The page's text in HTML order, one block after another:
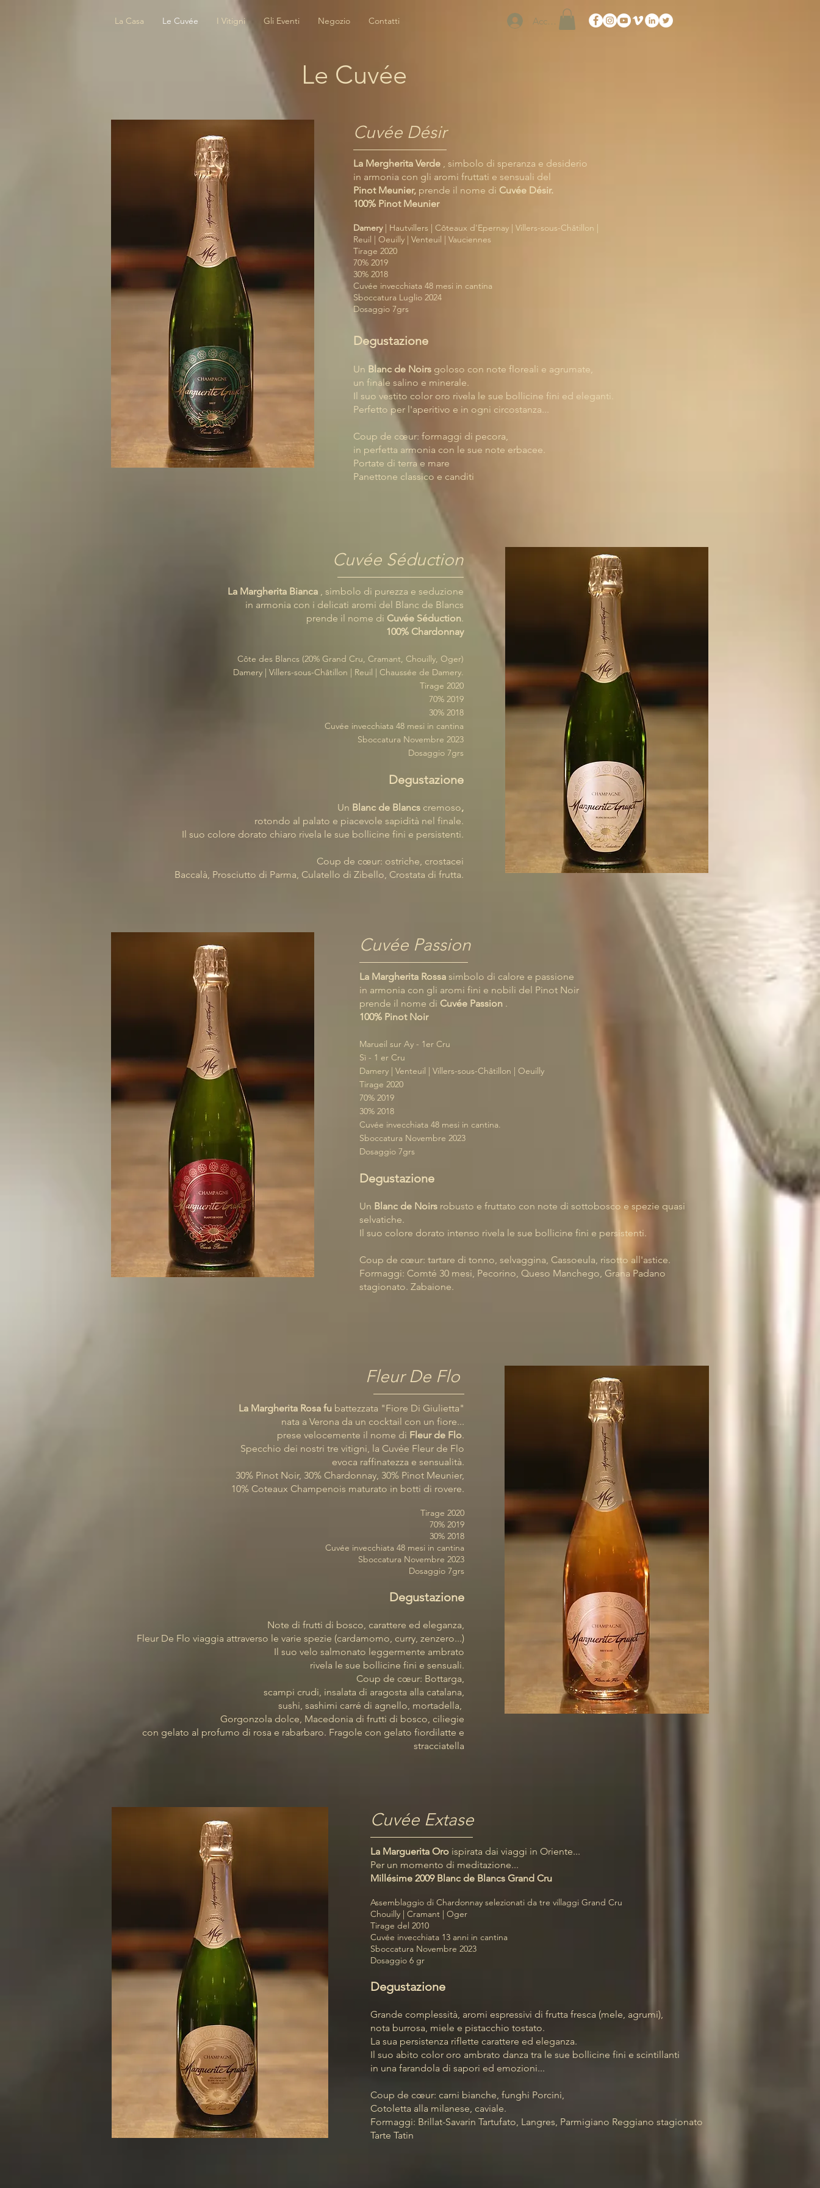
Accedi
La Casa Le Cuvée I Vitigni Gli Eventi Negozio Contatti
Le Cuvée
La Mergherita Verde , simbolo di speranza e desiderio
in armonia con gli aromi fruttati e sensuali del
Pinot Meunier, prende il nome di Cuvée Désir.
100% Pinot Meunier
Damery| Hautvillers | Côteaux d'Epernay | Villers-sous-Châtillon |
Reuil | Oeuilly | Venteuil | Vauciennes
Tirage 2020
70% 2019
30% 2018
Cuvée invecchiata 48 mesi in cantina
Sboccatura Luglio 2024
Dosaggio 7grs
Degustazione
Un Blanc de Noirs goloso con note floreali e agrumate,
un finale salino e minerale.
Il suo vestito color oro rivela le sue bollicine fini ed eleganti.
Perfetto per l'aperitivo e in ogni circostanza...
Coup de cœur: formaggi di pecora,
in perfetta armonia con le sue note erbacee.
Portate di terra e mare
Panettone classico e canditi
Cuvée Désir
Cuvée Séduction
La Margherita Bianca , simbolo di purezza e seduzione
in armonia con i delicati aromi del Blanc de Blancs
prende il nome di Cuvée Séduction.
100% Chardonnay
Côte des Blancs (20% Grand Cru, Cramant, Chouilly, Oger)
Damery | Villers-sous-Châtillon | Reuil | Chaussée de Damery.
Tirage 2020
70% 2019
30% 2018
Cuvée invecchiata 48 mesi in cantina
Sboccatura Novembre 2023
Dosaggio 7grs
Degustazione
Un Blanc de Blancs cremoso,
rotondo al palato e piacevole sapidità nel finale.
Il suo colore dorato chiaro rivela le sue bollicine fini e persistenti.
Coup de cœur: ostriche, crostacei
Baccalà, Prosciutto di Parma, Culatello di Zibello, Crostata di frutta.
Cuvée Passion
La Margherita Rossa simbolo di calore e passione
in armonia con gli aromi fini e nobili del Pinot Noir
prende il nome di Cuvée Passion .
100% Pinot Noir
Marueil sur Ay - 1er Cru
Sì - 1 er Cru
Damery | Venteuil | Villers-sous-Châtillon | Oeuilly
Tirage 2020
70% 2019
30% 2018
Cuvée invecchiata 48 mesi in cantina.
Sboccatura Novembre 2023
Dosaggio 7grs
Degustazione
Un Blanc de Noirs robusto e fruttato con note di sottobosco e spezie quasi
selvatiche.
Il suo colore dorato intenso rivela le sue bollicine fini e persistenti.
Coup de cœur: tartare di tonno, selvaggina, Cassoeula, risotto all'astice.
Formaggi: Comté 30 mesi, Pecorino, Queso Manchego, Grana Padano
stagionato. Zabaione.
Fleur De Flo
La Margherita Rosa fu battezzata "Fiore Di Giulietta"
nata a Verona da un cocktail con un fiore...
prese velocemente il nome di Fleur de Flo.
Specchio dei nostri tre vitigni, la Cuvée Fleur de Flo
evoca raffinatezza e sensualità.
30% Pinot Noir, 30% Chardonnay, 30% Pinot Meunier,
10% Coteaux Champenois maturato in botti di rovere.
Tirage 2020
70% 2019
30% 2018
Cuvée invecchiata 48 mesi in cantina
Sboccatura Novembre 2023
Dosaggio 7grs
Degustazione
Note di frutti di bosco, carattere ed eleganza,
Fleur De Flo viaggia attraverso le varie spezie (cardamomo, curry, zenzero...)
Il suo velo salmonato leggermente ambrato
rivela le sue bollicine fini e sensuali.
Coup de cœur: Bottarga,
scampi crudi, insalata di aragosta alla catalana,
sushi, sashimi carré di agnello, mortadella,
Gorgonzola dolce, Macedonia di frutti di bosco, ciliegie
con gelato al profumo di rosa e rabarbaro. Fragole con gelato fiordilatte e
stracciatella
Cuvée Extase
La Marguerita Oro ispirata dai viaggi in Oriente...
Per un momento di meditazione...
Millésime 2009 Blanc de Blancs Grand Cru
Assemblaggio di Chardonnay selezionati da tre villaggi Grand Cru
Chouilly | Cramant | Oger
Tirage del 2010
Cuvée invecchiata 13 anni in cantina
Sboccatura Novembre 2023
Dosaggio 6 gr
Degustazione
Grande complessità, aromi espressivi di frutta fresca (mele, agrumi),
nota burrosa, miele e pistacchio tostato.
La sua persistenza riflette carattere ed eleganza.
Il suo abito color oro ambrato danza tra le sue bollicine fini e scintillanti
in una farandola di sapori ed emozioni...
Coup de cœur: carni bianche, funghi Porcini,
Cotoletta alla milanese, caviale.
Formaggi: Brillat-Savarin Tartufato, Langres, Parmigiano Reggiano stagionato
Tarte Tatin